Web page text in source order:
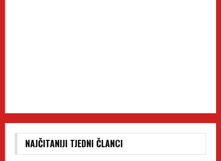
NAJČITANIJI TJEDNI ČLANCI